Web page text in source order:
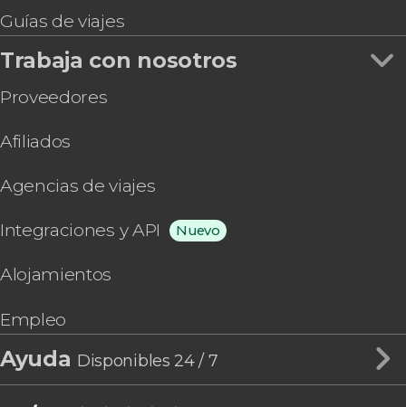
Guías de viajes
Trabaja con nosotros
Proveedores
Afiliados
Agencias de viajes
Integraciones y API Nuevo
Alojamientos
Empleo
Ayuda Disponibles 24 / 7